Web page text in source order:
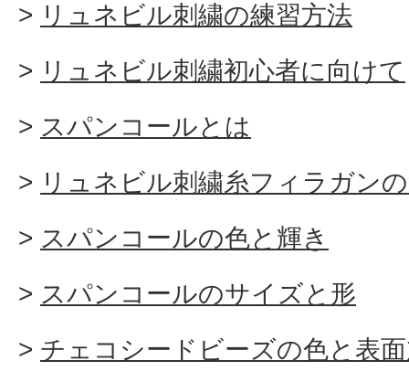
リュネビル刺繍の練習方法
リュネビル刺繍初心者に向けて
スパンコールとは
リュネビル刺繍糸フィラガン
スパンコールの色と輝き
スパンコールのサイズと形
チェコシードビーズの色と表